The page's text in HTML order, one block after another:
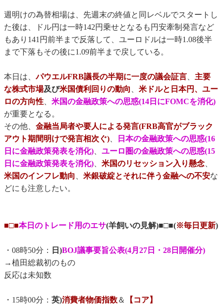
週明けの為替相場は、先週末の終値と同レベルでスタートし
た後は、ドル円は一時142円乗せとなるも円安牽制発言など
もあり141円前半まで反落して、ユーロドルは一時1.08後半
まで下落もその後に1.09前半まで戻している。
本日は、パウエルFRB議長の半期に一度の議会証言、 主要
な株式市場及び米国債利回りの動向 、 米ドルと日本円、ユー
ロの方向性、 米国の金融政策への思惑(14日にFOMCを消化)
が重要となる。
その他、 金融当局者や要人による発言(FRB高官がブラック
アウト期間明けで発言相次ぐ)、
日本の金融政策への思惑(16
日に金融政策発表を消化)、 ユーロ圏の金融政策への思惑(15
日に金融政策発表を消化)、 米国のリセッション入り懸念、
米国のインフレ動向 、 米銀破綻とそれに伴う金融への不安な
どにも注意したい。
■□■本日のトレード用のエサ(羊飼いの見解)■□■(※毎日更新)
・08時50分： 日)BOJ議事要旨公表(4月27日・28日開催分)
→植田総裁初のもの
反応は未知数
・15時00分： 英)消費者物価指数＆
【コア】